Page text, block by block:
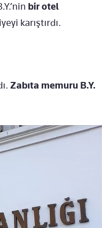
bir otel
karıştırdı.
Zabıta memuru B.Y.